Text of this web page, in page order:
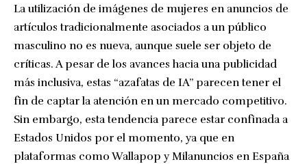
La utilización de imágenes de mujeres en anuncios de
artículos tradicionalmente asociados a un público
masculino no es nueva, aunque suele ser objeto de
críticas. A pesar de los avances hacia una publicidad
más inclusiva, estas “azafatas de IA” parecen tener el
fin de captar la atención en un mercado competitivo.
Sin embargo, esta tendencia parece estar confinada a
Estados Unidos por el momento, ya que en
plataformas como Wallapop y Milanuncios en España